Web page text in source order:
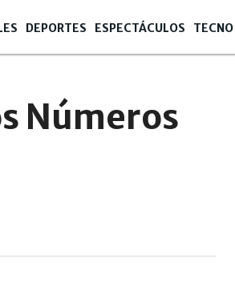
DEPORTES ESPECTÁCULOS TECNO
Números